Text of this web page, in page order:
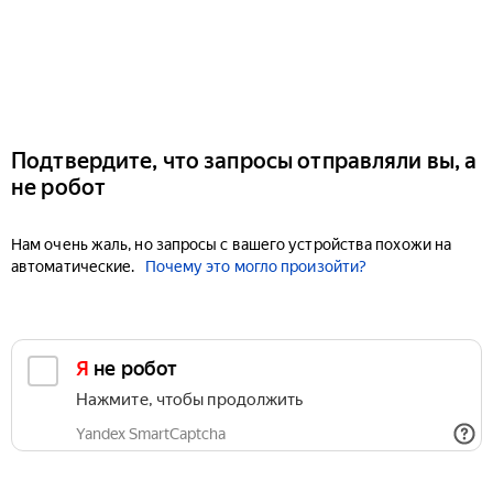
Подтвердите, что запросы отправляли вы, а
не робот
Нам очень жаль, но запросы с вашего устройства похожи на
автоматические.
Почему это могло произойти?
Я не робот
Нажмите, чтобы продолжить
Yandex SmartCaptcha